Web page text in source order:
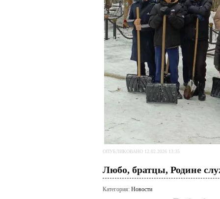
ОПУБЛИКОВАНО 12.02.2026 13:35
Любо, братцы, Родине
Категория: Новости